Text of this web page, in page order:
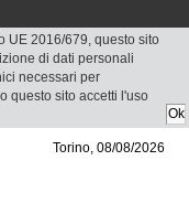
UE 2016/679, questo sito
di dati personali
necessari per
questo sito accetti l'uso
Torino, 08/08/2026